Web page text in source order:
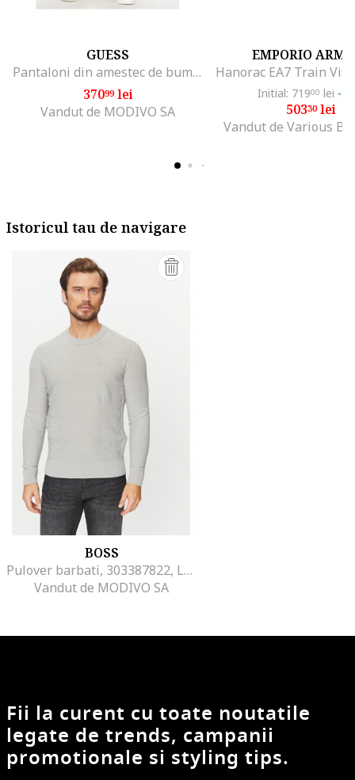
GUESS
Pantaloni din amestec de bumbac cu snur in talie
37099lei
Vandut de MODIVO SA
EMPORIO
Initial: 71900 lei -
50330lei
Vandut de Various
Istoricul tau de navigare
BOSS
Pulover barbati, 303387822, Lana/Acril, 3XL INTL, Gri
Vandut de MODIVO SA
Fii la curent cu toate noutatile
legate de trends, campanii
promotionale si styling tips.